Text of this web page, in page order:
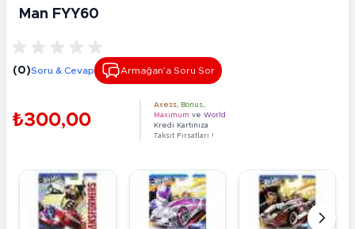
Man FYY60
(0)Soru & Cevap Armağan’a Soru Sor
₺300,00
Axess Bonus
Maximum ve World
Kredi Kartınıza
Taksit Fırsatları !